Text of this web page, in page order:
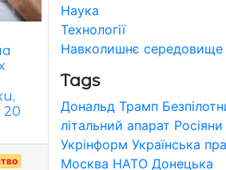
20
Наука
Технології
Навколишнє середовище
Tags
Дональд Трамп
літальний апарат Росіяни
Укрінформ Українська
Москва НАТО Донецька